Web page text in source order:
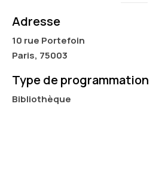
Adresse
10 rue Portefoin
Paris, 75003
Type de programmation
Bibliothèque